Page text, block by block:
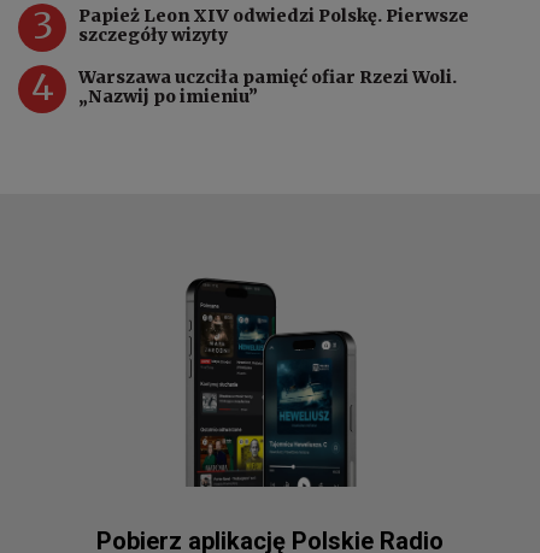
3
Papież Leon XIV odwiedzi Polskę. Pierwsze
szczegóły wizyty
4
Warszawa uczciła pamięć ofiar Rzezi Woli.
„Nazwij po imieniu”
Pobierz aplikację Polskie Radio